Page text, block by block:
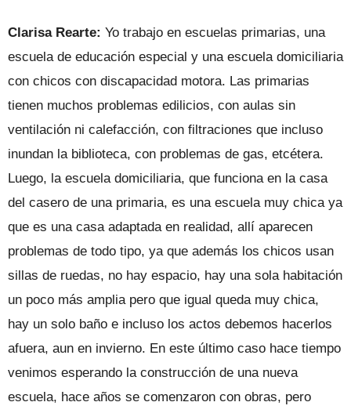
Clarisa Rearte: Yo trabajo en escuelas primarias, una
escuela de educación especial y una escuela domiciliaria
con chicos con discapacidad motora. Las primarias
tienen muchos problemas edilicios, con aulas sin
ventilación ni calefacción, con filtraciones que incluso
inundan la biblioteca, con problemas de gas, etcétera.
Luego, la escuela domiciliaria, que funciona en la casa
del casero de una primaria, es una escuela muy chica ya
que es una casa adaptada en realidad, allí aparecen
problemas de todo tipo, ya que además los chicos usan
sillas de ruedas, no hay espacio, hay una sola habitación
un poco más amplia pero que igual queda muy chica,
hay un solo baño e incluso los actos debemos hacerlos
afuera, aun en invierno. En este último caso hace tiempo
venimos esperando la construcción de una nueva
escuela, hace años se comenzaron con obras, pero